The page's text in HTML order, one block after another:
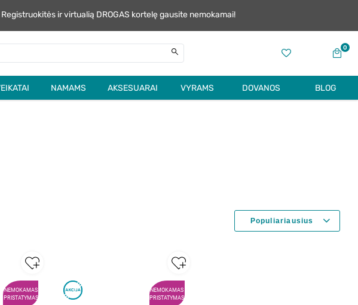
ir virtualią DROGAS kortelę gausite nemokamai!
0
NAMAMS AKSESUARAI VYRAMS DOVANOS BLOG
NEMOKAMAS
PRISTATYMAS
NEMOKAMAS
PRISTATYMAS